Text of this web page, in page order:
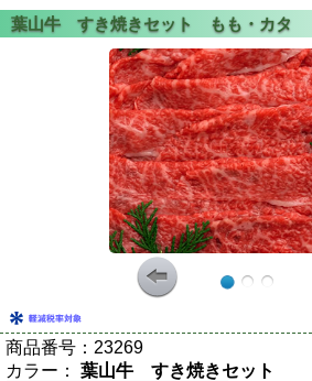
商品番号： 23269
カラー： 葉山牛 すき焼きセット